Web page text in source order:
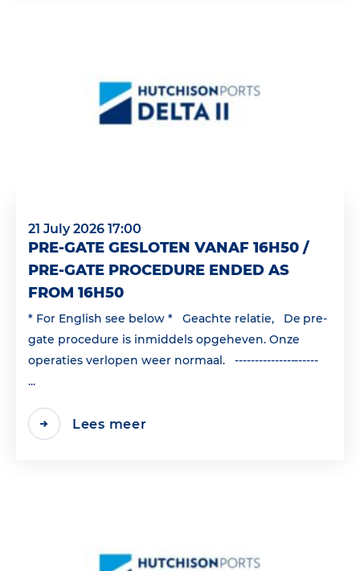
21 July 2026 17:00
PRE-GATE GESLOTEN VANAF 16H50 /
PRE-GATE PROCEDURE ENDED AS
FROM 16H50
* For English see below * Geachte relatie, De pre-
gate procedure is inmiddels opgeheven. Onze
operaties verlopen weer normaal. ---------------------
...
Lees meer